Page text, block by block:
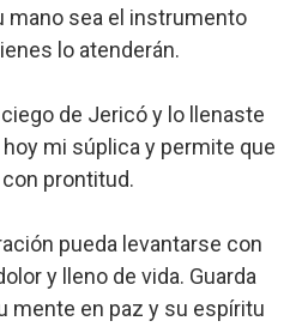
mano sea el instrumento
lo atenderán.
de Jericó y lo llenaste
mi súplica y permite que
prontitud.
pueda levantarse con
y lleno de vida. Guarda
mente en paz y su espíritu